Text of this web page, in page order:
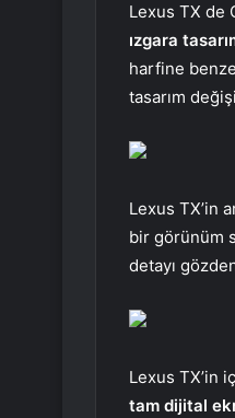
Lexus TX de
ızgara
harfine
tasarım
Lexus TX’in
bir görünüm
detayı
Lexus TX’in
tam dijital